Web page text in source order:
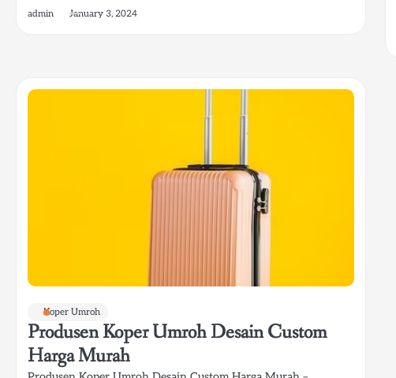
admin January 3, 2024
Koper Umroh
Produsen Koper Umroh Desain Custom
Harga Murah